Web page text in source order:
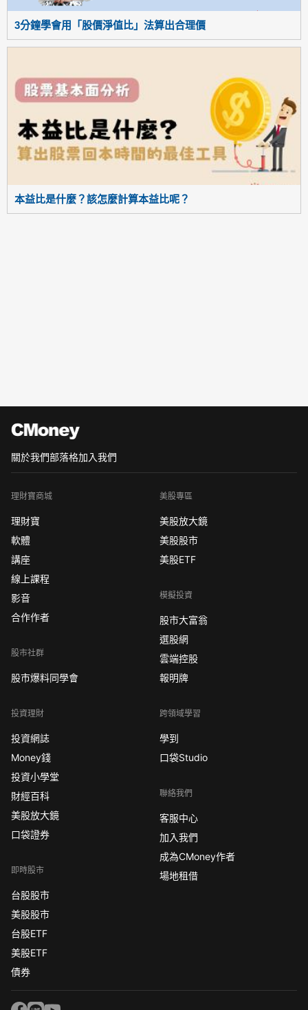
3分鐘學會用「股價淨值比」法算出合理價
本益比是什麼？該怎麼計算本益比呢？
關於我們部落格加入我們
理財寶商城
理財寶
軟體
講座
線上課程
影音
合作作者
股市社群
股市爆料同學會
投資理財
投資網誌
Money錢
投資小學堂
財經百科
美股放大鏡
口袋證券
即時股市
台股股市
美股股市
台股ETF
美股ETF
債券
美股專區
美股放大鏡
美股股市
美股ETF
模擬投資
股市大富翁
選股網
雲端控股
報明牌
跨領域學習
學到
口袋Studio
聯絡我們
客服中心
加入我們
成為CMoney作者
場地租借